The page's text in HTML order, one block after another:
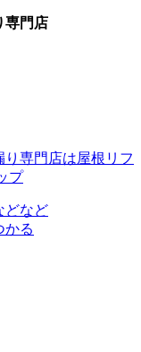
専門店
どなど
かる